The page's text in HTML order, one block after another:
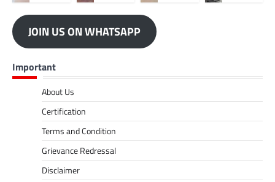
JOIN US ON WHATSAPP
Important
About Us
Certification
Terms and Condition
Grievance Redressal
Disclaimer